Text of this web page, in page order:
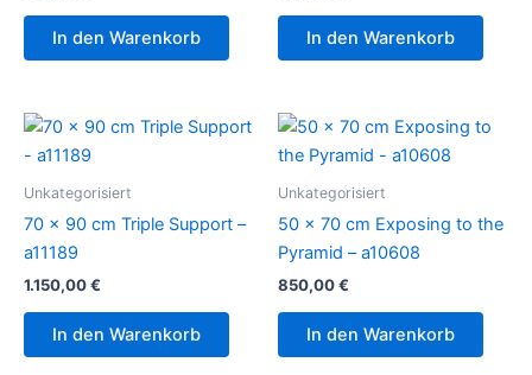
In den Warenkorb In den Warenkorb
Unkategorisiert
70 x 90 cm Triple Support –
a11189
1.150,00€
In den Warenkorb
Unkategorisiert
50 x 70 cm Exposing to the
Pyramid – a10608
850,00€
In den Warenkorb